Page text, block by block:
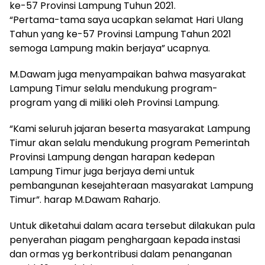
ke-57 Provinsi Lampung Tuhun 2021.
“Pertama-tama saya ucapkan selamat Hari Ulang
Tahun yang ke-57 Provinsi Lampung Tahun 2021
semoga Lampung makin berjaya” ucapnya.
M.Dawam juga menyampaikan bahwa masyarakat
Lampung Timur selalu mendukung program-
program yang di miliki oleh Provinsi Lampung.
“Kami seluruh jajaran beserta masyarakat Lampung
Timur akan selalu mendukung program Pemerintah
Provinsi Lampung dengan harapan kedepan
Lampung Timur juga berjaya demi untuk
pembangunan kesejahteraan masyarakat Lampung
Timur”. harap M.Dawam Raharjo.
Untuk diketahui dalam acara tersebut dilakukan pula
penyerahan piagam penghargaan kepada instasi
dan ormas yg berkontribusi dalam penanganan